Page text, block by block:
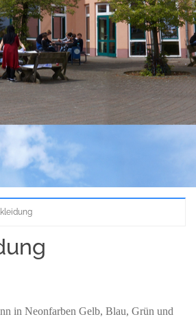
in Neonfarben Gelb, Blau, Grün und